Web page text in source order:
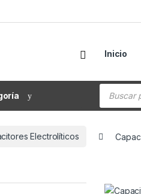
Inicio
Electrolíticos